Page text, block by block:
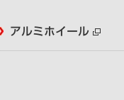
アルミホイール